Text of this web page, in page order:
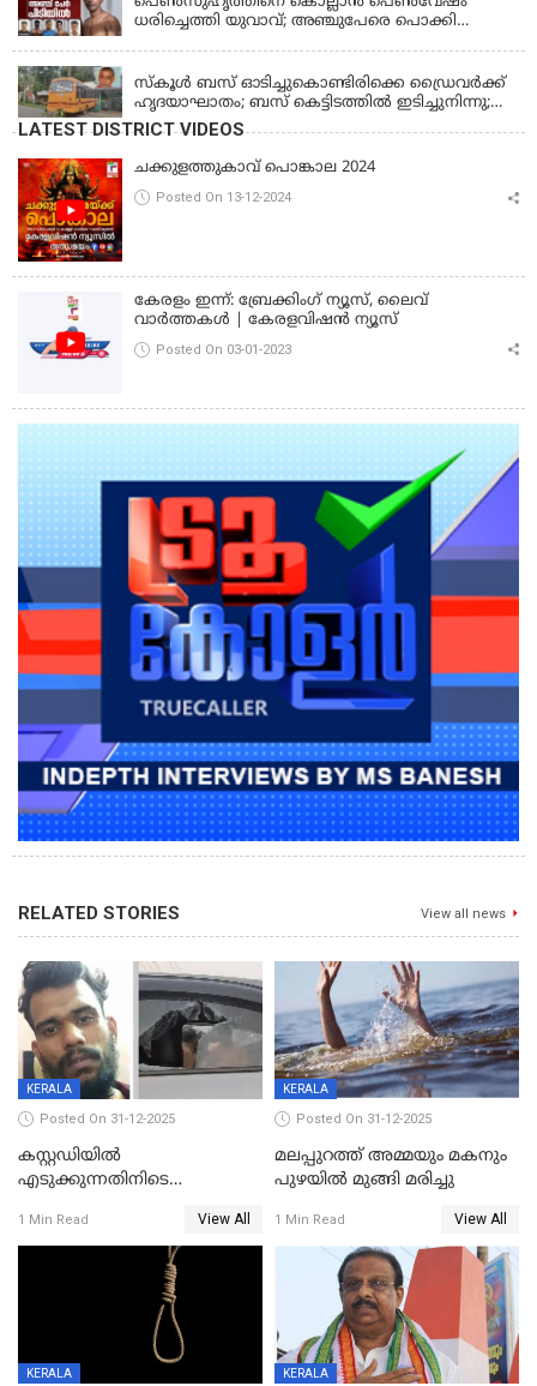
ധരിച്ചെത്തി യുവാവ്; അഞ്ചുപേരെ പൊക്കി
സ്കൂൾ ബസ് ഓടിച്ചുകൊണ്ടിരിക്കെ ഡ്രൈവർക്ക്
ഹൃദയാഘാതം; ബസ് കെട്ടിടത്തിൽ ഇടിച്ചുനിന്നു;
ഡ്രൈവർ മരിച്ചു, രണ്ട് കുട്ടികൾക്ക് പരിക്ക്
LATEST DISTRICT VIDEOS
ചക്കുളത്തുകാവ് പൊങ്കാല 2024
Posted On 13-12-2024
കേരളം ഇന്ന്: ബ്രേക്കിംഗ് ന്യൂസ്, ലൈവ്
വാർത്തകൾ | കേരളവിഷൻ ന്യൂസ്
Posted On 03-01-2023
RELATED STORIES View all news
KERALA
Posted On 31-12-2025
കസ്റ്റഡിയിൽ
എടുക്കുന്നതിനിടെ
വധശ്രമക്കേസ് പ്രതി പിടിയിൽ
1 Min Read View All
KERALA
Posted On 31-12-2025
മലപ്പുറത്ത് അമ്മയും മകനും
പുഴയിൽ മുങ്ങി മരിച്ചു
1 Min Read View All
KERALA KERALA